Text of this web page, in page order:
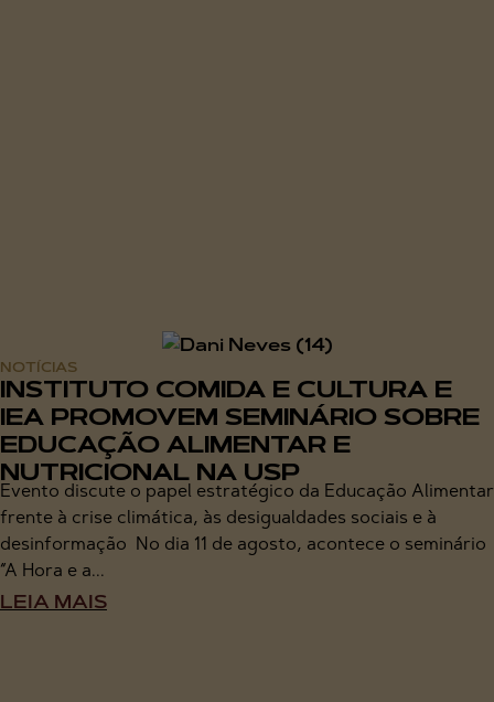
NOTÍCIAS
INSTITUTO COMIDA E CULTURA E
IEA PROMOVEM SEMINÁRIO SOBRE
EDUCAÇÃO ALIMENTAR E
NUTRICIONAL NA USP
Evento discute o papel estratégico da Educação Alimentar
frente à crise climática, às desigualdades sociais e à
desinformação No dia 11 de agosto, acontece o seminário
“A Hora e a...
LEIA MAIS